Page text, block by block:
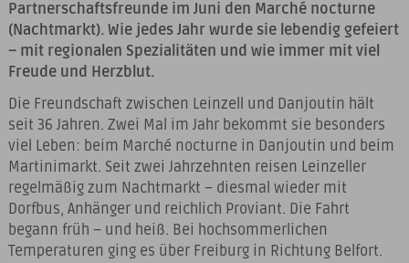
Partnerschaftsfreunde im Juni den Marché nocturne
(Nachtmarkt). Wie jedes Jahr wurde sie lebendig gefeiert
– mit regionalen Spezialitäten und wie immer mit viel
Freude und Herzblut.
Die Freundschaft zwischen Leinzell und Danjoutin hält
seit 36 Jahren. Zwei Mal im Jahr bekommt sie besonders
viel Leben: beim Marché nocturne in Danjoutin und beim
Martinimarkt. Seit zwei Jahrzehnten reisen Leinzeller
regelmäßig zum Nachtmarkt – diesmal wieder mit
Dorfbus, Anhänger und reichlich Proviant. Die Fahrt
begann früh – und heiß. Bei hochsommerlichen
Temperaturen ging es über Freiburg in Richtung Belfort.